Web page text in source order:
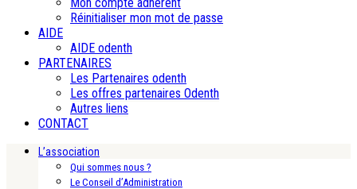
Réinitialiser mon mot de passe
AIDE
AIDE odenth
PARTENAIRES
Les Partenaires odenth
Les offres partenaires Odenth
Autres liens
CONTACT
L’association
Qui sommes nous ?
Le Conseil d’Administration